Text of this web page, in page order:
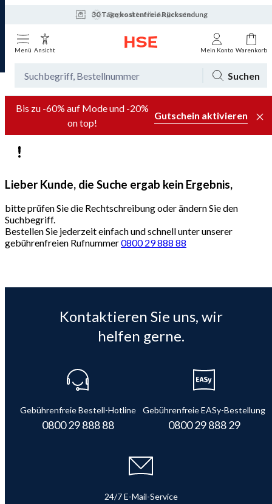
30 Tage kostenfreie Rücksendung
Tagesaktuelle Angebote
Menü Ansicht Mein Konto Warenkorb
Suchen
Bis zu -60% auf Mode und -20%
on top!
Gutschein aktivieren
Lieber Kunde, die Suche ergab kein Ergebnis,
bitte prüfen Sie die Rechtschreibung oder ändern Sie den
Suchbegriff.
Bestellen Sie jederzeit einfach und schnell unter unserer
gebührenfreien Rufnummer0800 29 888 88
Kontaktieren Sie uns, wir
helfen gerne.
Gebührenfreie Bestell-Hotline
0800 29 888 88
Gebührenfreie EASy-Bestellung
0800 29 888 29
24/7 E-Mail-Service